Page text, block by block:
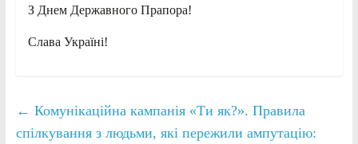
З Днем Державного Прапора!
Слава Україні!
← Комунікаційна кампанія «Ти як?». Правила
спілкування з людьми, які пережили ампутацію: